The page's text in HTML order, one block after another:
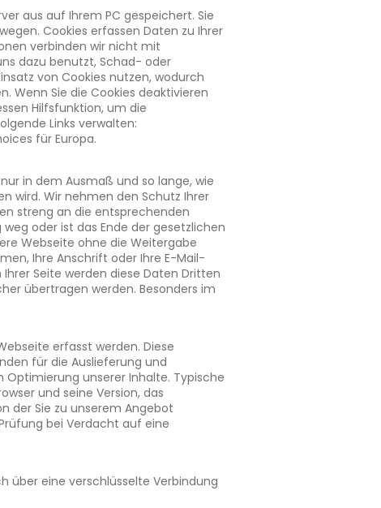
aus auf Ihrem PC gespeichert. Sie
Cookies erfassen Daten zu Ihrer
verbinden wir nicht mit
dazu benutzt, Schad- oder
von Cookies nutzen, wodurch
Wenn Sie die Cookies deaktivieren
Hilfsfunktion, um die
Links verwalten:
für Europa.
in dem Ausmaß und so lange, wie
wird. Wir nehmen den Schutz Ihrer
streng an die entsprechenden
oder ist das Ende der gesetzlichen
Webseite ohne die Weitergabe
Ihre Anschrift oder Ihre E-Mail-
Seite werden diese Daten Dritten
übertragen werden. Besonders im
erfasst werden. Diese
für die Auslieferung und
Optimierung unserer Inhalte. Typische
und seine Version, das
der Sie zu unserem Angebot
bei Verdacht auf eine
über eine verschlüsselte Verbindung